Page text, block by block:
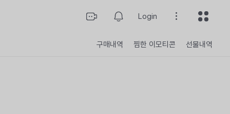
Login
구매내역 찜한 이모티콘 선물내역